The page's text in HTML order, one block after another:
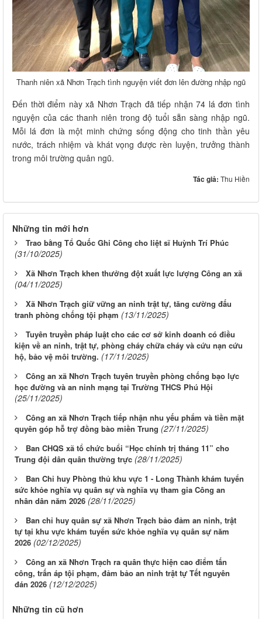
Thanh niên xã Nhơn Trạch tình nguyện viết đơn lên đường nhập ngũ
Đến thời điểm này xã Nhơn Trạch đã tiếp nhận 74 lá đơn tình
nguyện của các thanh niên trong độ tuổi sẵn sàng nhập ngũ.
Mỗi lá đơn là một minh chứng sống động cho tinh thần yêu
nước, trách nhiệm và khát vọng được rèn luyện, trưởng thành
trong môi trường quân ngũ.
Tác giả: Thu Hiền
Những tin mới hơn
Trao bằng Tổ Quốc Ghi Công cho liệt sĩ Huỳnh Trí Phúc
(31/10/2025)
Xã Nhơn Trạch khen thưởng đột xuất lực lượng Công an xã
(04/11/2025)
Xã Nhơn Trạch giữ vững an ninh trật tự, tăng cường đấu
tranh phòng chống tội phạm (13/11/2025)
Tuyên truyền pháp luật cho các cơ sở kinh doanh có điều
kiện về an ninh, trật tự, phòng cháy chữa cháy và cứu nạn cứu
hộ, bảo vệ môi trường. (17/11/2025)
Công an xã Nhơn Trạch tuyên truyền phòng chống bạo lực
học đường và an ninh mạng tại Trường THCS Phú Hội
(25/11/2025)
Công an xã Nhơn Trạch tiếp nhận nhu yếu phẩm và tiền mặt
quyên góp hỗ trợ đồng bào miền Trung (27/11/2025)
Ban CHQS xã tổ chức buổi “Học chính trị tháng 11” cho
Trung đội dân quân thường trực (28/11/2025)
Ban Chỉ huy Phòng thủ khu vực 1 - Long Thành khám tuyển
sức khỏe nghĩa vụ quân sự và nghĩa vụ tham gia Công an
nhân dân năm 2026 (28/11/2025)
Ban chỉ huy quân sự xã Nhơn Trạch bảo đảm an ninh, trật
tự tại khu vực khám tuyển sức khỏe nghĩa vụ quân sự năm
2026 (02/12/2025)
Công an xã Nhơn Trạch ra quân thực hiện cao điểm tấn
công, trấn áp tội phạm, đảm bảo an ninh trật tự Tết nguyên
đán 2026 (12/12/2025)
Những tin cũ hơn